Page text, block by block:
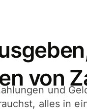
von
und
alles in